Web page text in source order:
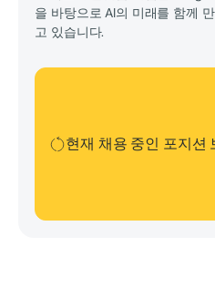
을 바탕으로 AI의 미래를 함께
고 있습니다.
현재 채용 중인 포지션
현재 채용 중인 포지션 보기